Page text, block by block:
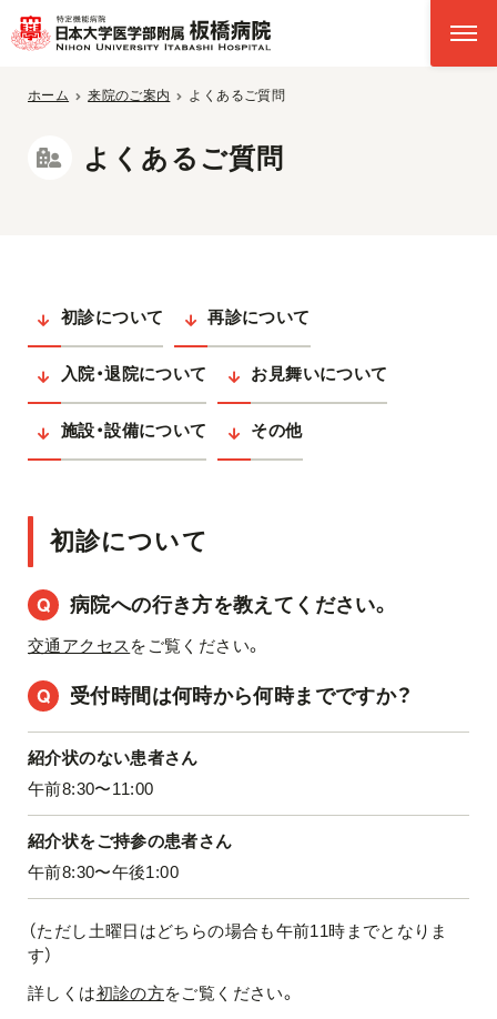
ホーム 来院のご案内 よくあるご質問
よくあるご質問
初診について 再診について
入院・退院について お見舞いについて
施設・設備について その他
初診について
病院への行き方を教えてください。
交通アクセス をご覧ください。
受付時間は何時から何時までですか？
紹介状のない患者さん
午前8:30〜11:00
紹介状をご持参の患者さん
午前8:30〜午後1:00
（ただし土曜日はどちらの場合も午前11時までとなりま
す）
詳しくは初診の方をご覧ください。